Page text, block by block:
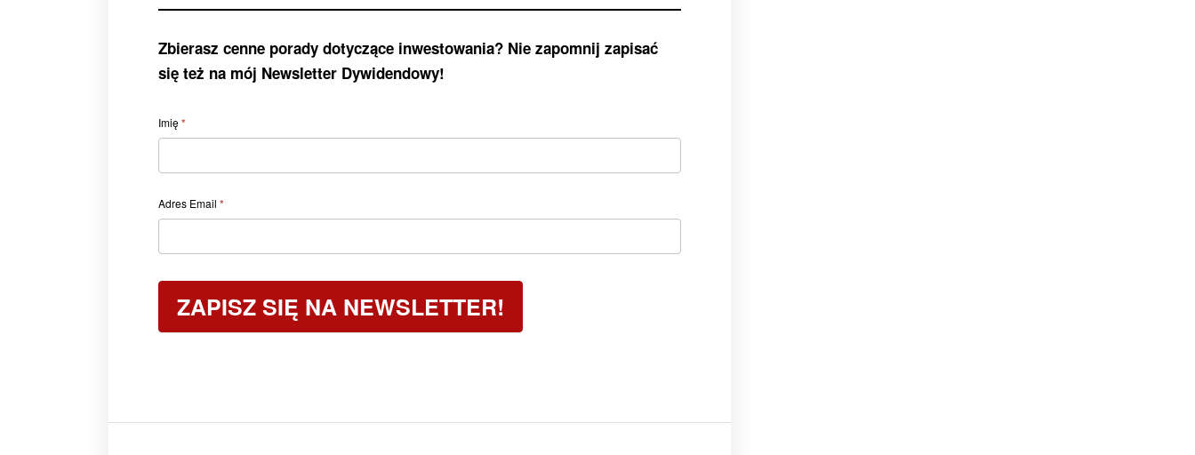
Zbierasz cenne porady dotyczące inwestowania? Nie zapomnij zapisać
się też na mój Newsletter Dywidendowy!
Form
post
–
Newsletter
Dywidendowy
Imię*
Adres Email *
ZAPISZ SIĘ NA NEWSLETTER!